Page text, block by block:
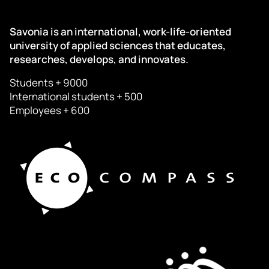
Savonia is an international, work-life-oriented
university of applied sciences that educates,
researches, develops, and innovates.
Students + 9000
International students + 500
Employees + 600